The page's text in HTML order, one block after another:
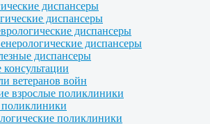
диспансеры
диспансеры
диспансеры
диспансеры
диспансеры
ветеранов войн
взрослые поликлиники
поликлиники
поликлиники